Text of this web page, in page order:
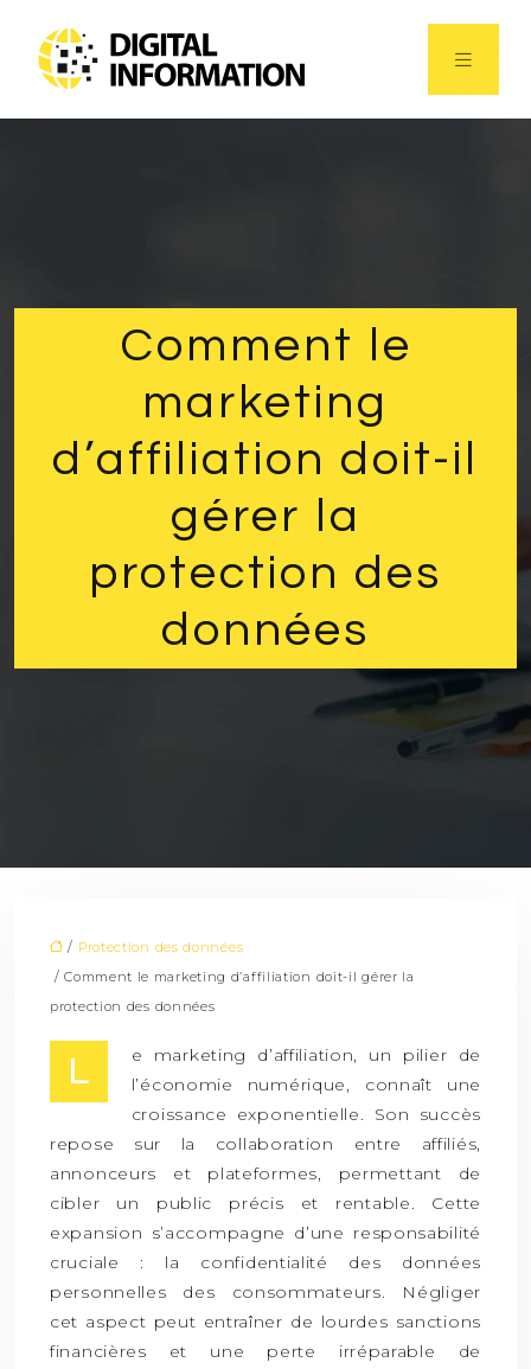
Comment le
marketing
d’affiliation doit-il
gérer la
protection des
données
/ Protection des données
/ Comment le marketing d’affiliation doit-il gérer la
protection des données
L
e marketing d’affiliation, un pilier de
l’économie numérique, connaît une
croissance exponentielle. Son succès
repose sur la collaboration entre affiliés,
annonceurs et plateformes, permettant de
cibler un public précis et rentable. Cette
expansion s’accompagne d’une responsabilité
cruciale : la confidentialité des données
personnelles des consommateurs. Négliger
cet aspect peut entraîner de lourdes sanctions
financières et une perte irréparable de